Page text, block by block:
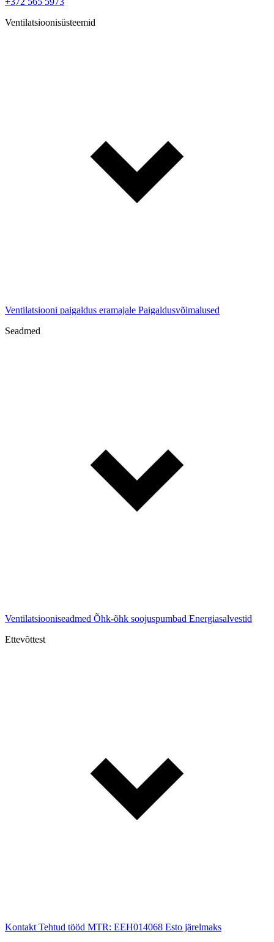
Ventilatsioonisüsteemid
Ventilatsiooni paigaldus eramajale Paigaldusvõimalused
Seadmed
Ventilatsiooniseadmed Õhk-õhk soojuspumbad Energiasalvestid
Ettevõttest
Kontakt Tehtud tööd MTR: EEH014068 Esto järelmaks